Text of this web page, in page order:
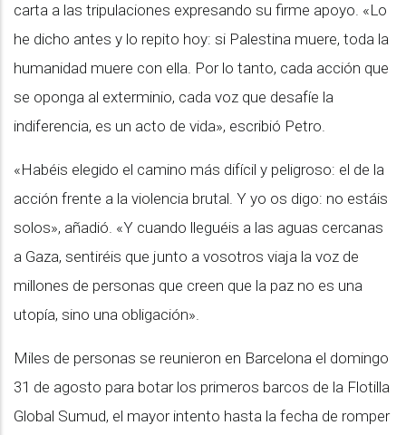
carta a las tripulaciones expresando su firme apoyo. «Lo
he dicho antes y lo repito hoy: si Palestina muere, toda la
humanidad muere con ella. Por lo tanto, cada acción que
se oponga al exterminio, cada voz que desafíe la
indiferencia, es un acto de vida», escribió Petro.
«Habéis elegido el camino más difícil y peligroso: el de la
acción frente a la violencia brutal. Y yo os digo: no estáis
solos», añadió. «Y cuando lleguéis a las aguas cercanas
a Gaza, sentiréis que junto a vosotros viaja la voz de
millones de personas que creen que la paz no es una
utopía, sino una obligación».
Miles de personas se reunieron en Barcelona el domingo
31 de agosto para botar los primeros barcos de la Flotilla
Global Sumud, el mayor intento hasta la fecha de romper